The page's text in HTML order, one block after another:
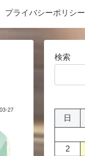
プライバシーポリシー
27
検索
日
2